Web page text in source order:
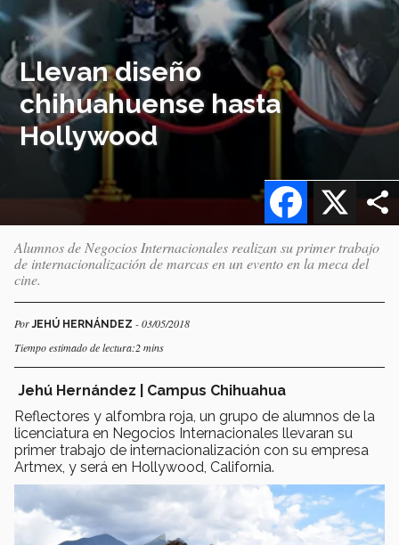
Llevan diseño
chihuahuense hasta
Hollywood
X
Facebook
Alumnos de Negocios Internacionales realizan su primer trabajo
de internacionalización de marcas en un evento en la meca del
cine.
PorJEHÚ HERNÁNDEZ - 03/05/2018
Tiempo estimado de lectura:2 mins
Jehú Hernández
| Campus Chihuahua
Reflectores y alfombra roja, un grupo de alumnos de la
licenciatura en Negocios Internacionales llevaran su
primer trabajo de internacionalización con su empresa
Artmex, y será en Hollywood, California.